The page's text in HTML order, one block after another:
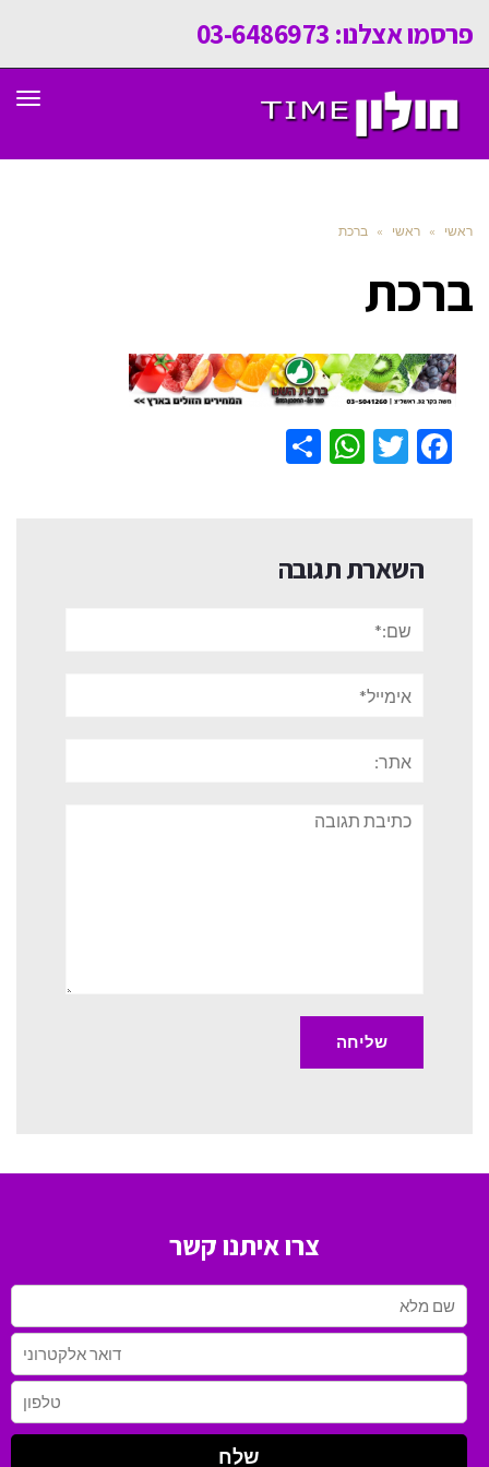
פרסמו אצלנו: 03-6486973
ראשי » ראשי » ברכת
ברכת
Facebook
Twitter
WhatsApp
השארת תגובה
תגובה
צרו איתנו קשר